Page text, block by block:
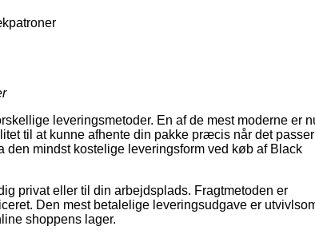
leveringsmetoder. En af de mest moderne er
til at kunne afhente din pakke præcis når det passer
mindst kostelige leveringsform ved køb af Black
privat eller til din arbejdsplads. Fragtmetoden er
Den mest betalelige leveringsudgave er
shoppens lager.